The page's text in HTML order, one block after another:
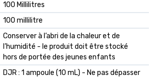
‎100 Millilitres
‎100 millilitre
‎Conserver à l’abri de la chaleur et de
l’humidité - le produit doit être stocké
hors de portée des jeunes enfants
‎DJR : 1 ampoule (10 mL) - Ne pas dépasser